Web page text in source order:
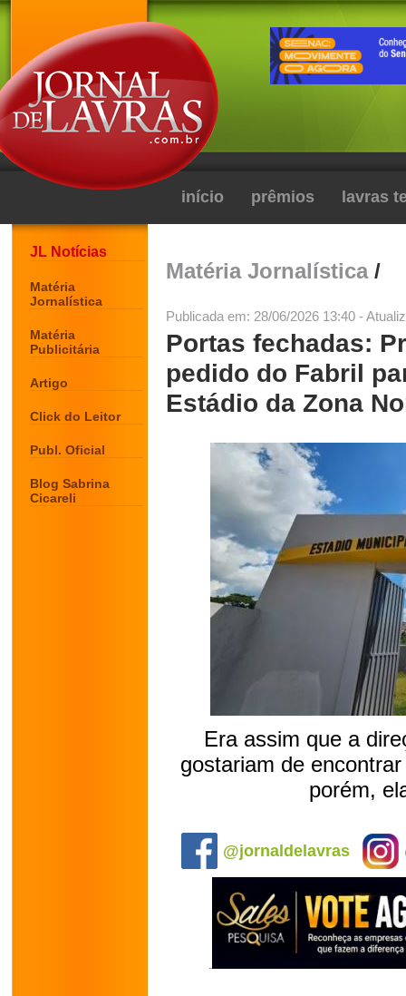
início prêmios lavras
JL Notícias
Matéria
Jornalística
Matéria
Publicitária
Artigo
Click do Leitor
Publ. Oficial
Blog Sabrina
Cicareli
Matéria Jornalística/
Publicada em: 28/06/2026 13:40 -
Portas fechadas:
pedido do Fabril
Estádio da Zona
Era assim que a
gostariam de
porém,
@jornaldelavras